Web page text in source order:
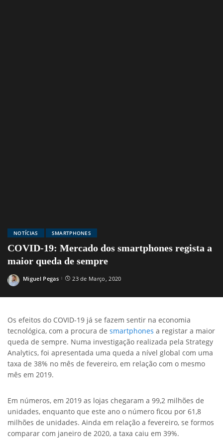
NOTÍCIAS SMARTPHONES
COVID-19: Mercado dos smartphones regista a
maior queda de sempre
Posted
Miguel Pegas 23 de Março, 2020
Os efeitos do COVID-19 já se fazem sentir na economia
tecnológica, com a procura de smartphones a registar a maior
queda de sempre. Numa investigação realizada pela Strategy
Analytics, foi apresentada uma queda a nível global com uma
taxa de 38% no mês de fevereiro, em relação com o mesmo
mês em 2019.
Em números, em 2019 as lojas chegaram a 99,2 milhões de
unidades, enquanto que este ano o número ficou por 61,8
milhões de unidades. Ainda em relação a fevereiro, se formos
comparar com janeiro de 2020, a taxa caiu em 39%.